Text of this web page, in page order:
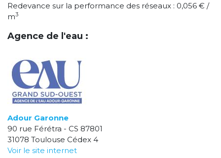
Redevance sur la performance des réseaux : 0,056 € /
m3
Agence de l'eau :
Adour Garonne
90 rue Férétra - CS 87801
31078 Toulouse Cédex 4
Voir le site internet